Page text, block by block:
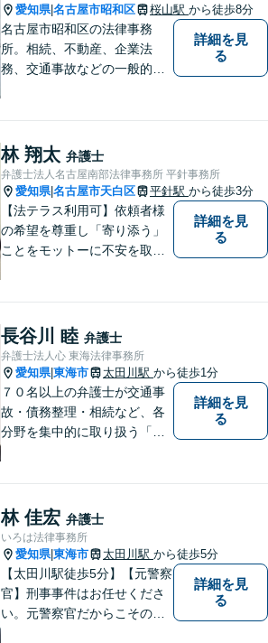
愛知県|名古屋市昭和区 桜山駅 から徒歩8分
名古屋市昭和区の法律事務
所。相続、不動産、企業法
務、交通事故などの一般的な
料】【桜山駅より徒歩８分】
【駐車場あり】【オンライン
相談可】
詳細を見
る
林 翔太 弁護士
弁護士法人名古屋南部法律事務所 平針事務所
愛知県|名古屋市天白区 平針駅 から徒歩3分
【法テラス利用可】依頼者様
の希望を尊重し「寄り添う」
ことをモットーに不安を取り
添った対応が可能です。お気
軽にご相談ください。
詳細を見
る
長谷川 睦 弁護士
弁護士法人心 東海法律事務所
愛知県|東海市 太田川駅 から徒歩1分
７０名以上の弁護士が交通事
故・債務整理・相続など、各
分野を集中的に取り扱う「分
できるよう努めております。
詳細を見
る
林 佳宏 弁護士
いろは法律事務所
愛知県|東海市 太田川駅 から徒歩5分
【太田川駅徒歩5分】【元警察
官】刑事事件はお任せくださ
い。元警察官だからこその視
詳細を見
る